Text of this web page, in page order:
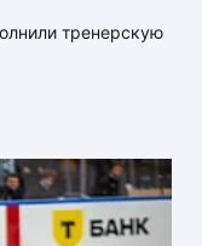
тренерскую